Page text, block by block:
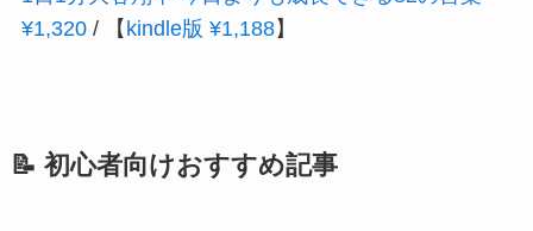
¥1,320/ 【 kindle版 ¥1,188】
📝 初心者向けおすすめ記事